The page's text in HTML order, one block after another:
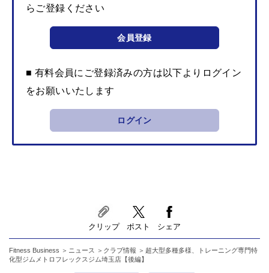
らご登録ください
会員登録
■ 有料会員にご登録済みの方は以下よりログイン
をお願いいたします
ログイン
クリップ ポスト シェア
Fitness Business ニュース クラブ情報
超大型多種多様、トレーニング専門特
化型ジムメトロフレックスジム埼玉店【後編】